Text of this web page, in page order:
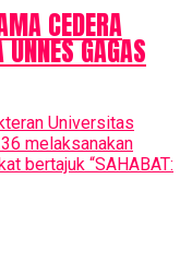
CEDERA
GAGAS
Universitas
melaksanakan
bertajuk “SAHABAT: